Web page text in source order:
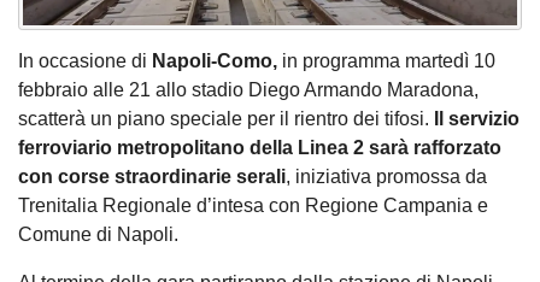
In occasione di Napoli-Como, in programma martedì 10
febbraio alle 21 allo stadio Diego Armando Maradona,
scatterà un piano speciale per il rientro dei tifosi. Il servizio
ferroviario metropolitano della Linea 2 sarà rafforzato
con corse straordinarie serali, iniziativa promossa da
Trenitalia Regionale d’intesa con Regione Campania e
Comune di Napoli.